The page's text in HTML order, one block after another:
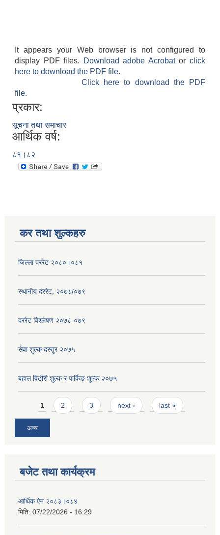
It appears your Web browser is not configured to
display PDF files.
Download adobe Acrobatorclick
here to download the PDF file.
Click here to download the PDF
file.
प्रकार:
सूचना तथा समाचार
आर्थिक वर्ष:
८१।८२
कर तथा शुल्कहरु
जिल्ला दररेट २०८०।०८१
स्थानीय दररेट, २०७८/०७९
दररेट विश्लेषण २०७८-०७९
सेवा शुल्क दस्तुर २०७५
बहाल विटौरी शुल्क र पार्किङ शुल्क २०७५
Pages
1 2 3 next › last »
अन्य
बजेट तथा कार्यक्रम
आर्थिक ऐन २०८३।०८४
मिति: 07/22/2026 - 16:29